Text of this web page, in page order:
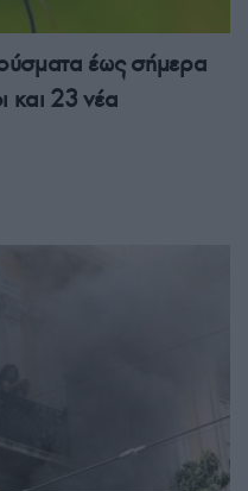
έως σήμερα
και 23 νέα